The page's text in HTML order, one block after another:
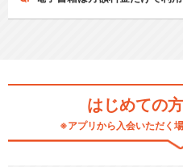
はじめての
※アプリから入会いただく